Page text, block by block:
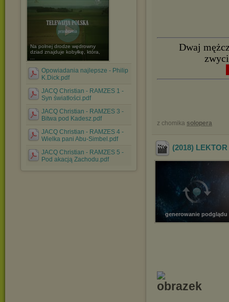
Na polnej drodze wędrowny
dziad znajduje kobyłkę, która,
Opowiadania najlepsze - Philip
K.Dick.pdf
JACQ Christian - RAMZES 1 -
Syn światłości.pdf
JACQ Christian - RAMZES 3 -
Bitwa pod Kadesz.pdf
JACQ Christian - RAMZES 4 -
Wielka pani Abu-Simbel.pdf
JACQ Christian - RAMZES 5 -
Pod akacją Zachodu.pdf
Dwaj
z chomika solopera
(2018)
generowanie podglądu